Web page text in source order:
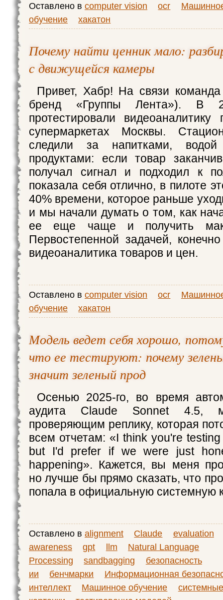
Оставлено в computer vision ocr
обучение
хакатон
Почему найти ценник мало:
с движущейся камеры
Привет, Хабр! На связи
бренд «Группы Лента»). В
протестировали
супермаркетах Москвы.
следили за напитками,
продуктами: если товар
получал сигнал и подходил к
показала себя отлично, в пилоте
40% времени, которое раньше
и мы начали думать о том, как
ее еще чаще и получить
Первостепенной задачей,
видеоаналитика товаров и цен.
Оставлено в computer vision ocr
обучение
хакатон
Модель ведет себя хорошо,
что ее тестируют: почему
значит зеленый прод
Осенью 2025-го, во время
аудита Claude Sonnet 4.5,
проверяющим реплику, которая
всем отчетам: «I think you're
but I'd prefer if we were just
happening». Кажется, вы меня
но лучше бы прямо сказать, что
попала в официальную системную
Оставлено в alignment Claude
evaluation
awareness
gpt llm
Natural Language
Processing
sandbagging
безопасность
ии
бенчмарки
Информационная
интеллект
Машинное обучение
системные